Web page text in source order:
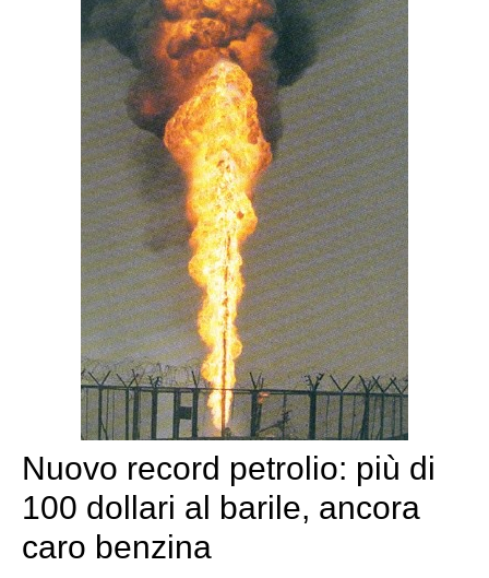
Nuovo record petrolio: più di
100 dollari al barile, ancora
caro benzina